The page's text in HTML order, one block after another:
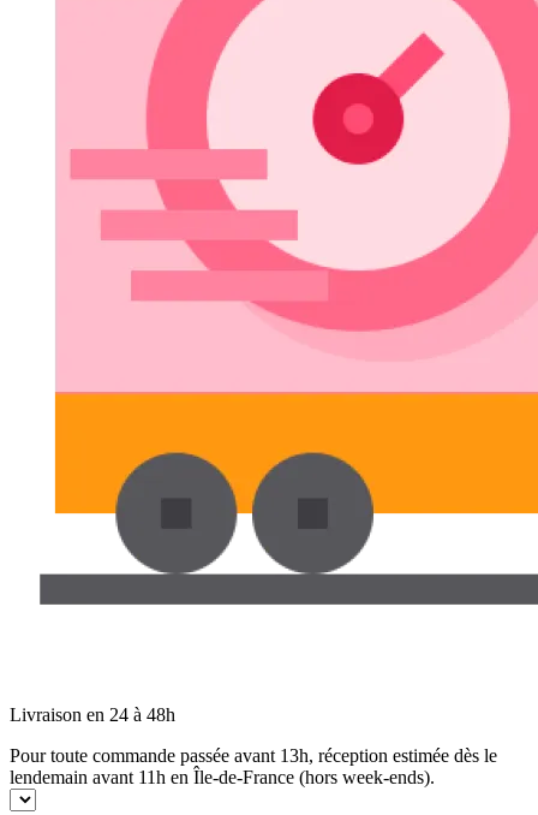
Livraison en 24 à 48h
Pour toute commande passée avant 13h, réception estimée dès le
lendemain avant 11h en Île-de-France (hors week-ends).